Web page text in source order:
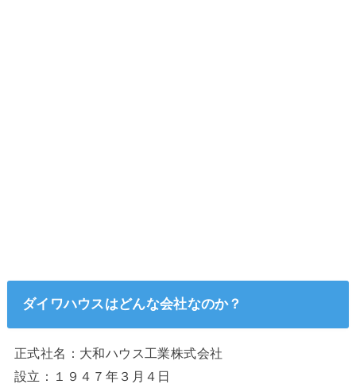
ダイワハウスはどんな会社なのか？
正式社名：大和ハウス工業株式会社
設立：１９４７年３月４日